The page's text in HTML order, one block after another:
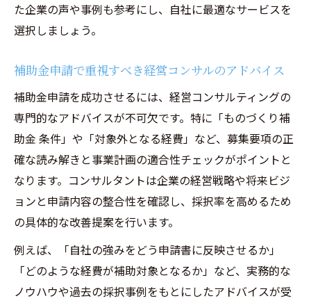
た企業の声や事例も参考にし、自社に最適なサービスを
選択しましょう。
補助金申請で重視すべき経営コンサルのアドバイス
補助金申請を成功させるには、経営コンサルティングの
専門的なアドバイスが不可欠です。特に「ものづくり補
助金 条件」や「対象外となる経費」など、募集要項の正
確な読み解きと事業計画の適合性チェックがポイントと
なります。コンサルタントは企業の経営戦略や将来ビジ
ョンと申請内容の整合性を確認し、採択率を高めるため
の具体的な改善提案を行います。
例えば、「自社の強みをどう申請書に反映させるか」
「どのような経費が補助対象となるか」など、実務的な
ノウハウや過去の採択事例をもとにしたアドバイスが受